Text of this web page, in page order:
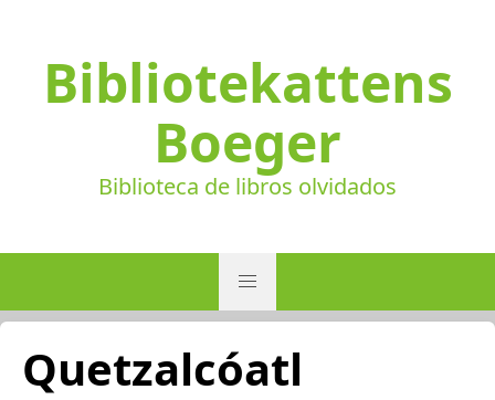
Bibliotekattens
Boeger
Biblioteca de libros olvidados
Quetzalcóatl